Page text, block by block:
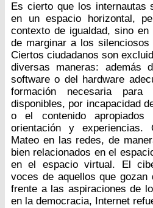
Es cierto que los internautas
en un espacio horizontal,
contexto de igualdad, sino
de marginar a los
Ciertos ciudadanos son
diversas maneras: además
software o del hardware
formación necesaria
disponibles, por incapacidad
o el contenido apropiados
orientación y
Mateo en las redes, de
bien relacionados en el
en el espacio virtual. El
voces de aquellos que
frente a las aspiraciones de
en la democracia, Internet